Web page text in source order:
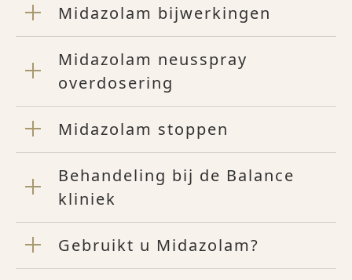
Midazolam bijwerkingen
Midazolam neusspray
overdosering
Midazolam stoppen
Behandeling bij de Balance
kliniek
Gebruikt u Midazolam?